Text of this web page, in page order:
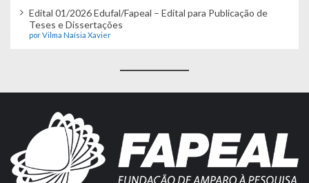
Edital 01/2026 Edufal/Fapeal – Edital para Publicação de
Teses e Dissertações
por Vilma Naísia Xavier